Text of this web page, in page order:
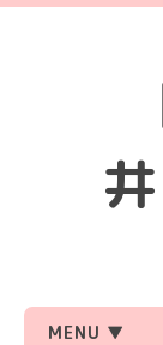
MENU ▼